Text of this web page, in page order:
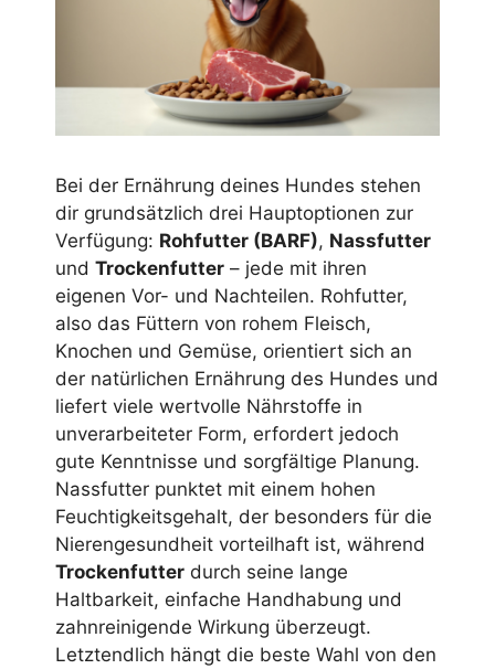
Bei der Ernährung deines Hundes stehen
dir grundsätzlich drei Hauptoptionen zur
Verfügung: Rohfutter (BARF), Nassfutter
und Trockenfutter – jede mit ihren
eigenen Vor- und Nachteilen. Rohfutter,
also das Füttern von rohem Fleisch,
Knochen und Gemüse, orientiert sich an
der natürlichen Ernährung des Hundes und
liefert viele wertvolle Nährstoffe in
unverarbeiteter Form, erfordert jedoch
gute Kenntnisse und sorgfältige Planung.
Nassfutter punktet mit einem hohen
Feuchtigkeitsgehalt, der besonders für die
Nierengesundheit vorteilhaft ist, während
Trockenfutter durch seine lange
Haltbarkeit, einfache Handhabung und
zahnreinigende Wirkung überzeugt.
Letztendlich hängt die beste Wahl von den